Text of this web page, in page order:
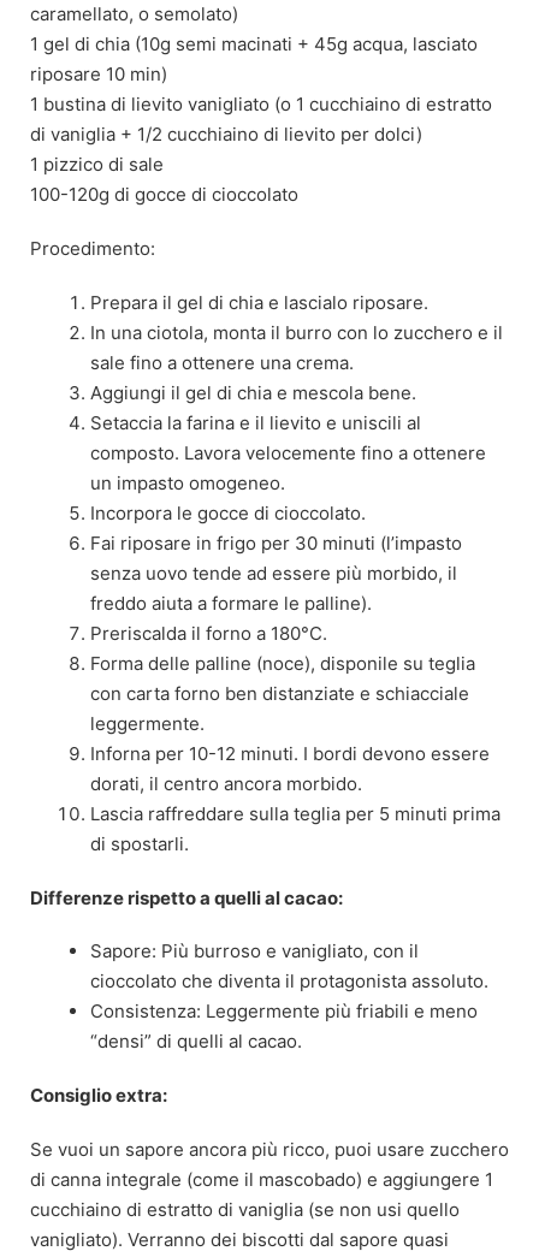
caramellato, o semolato)
1 gel di chia (10g semi macinati + 45g acqua, lasciato
riposare 10 min)
1 bustina di lievito vanigliato (o 1 cucchiaino di estratto
di vaniglia + 1/2 cucchiaino di lievito per dolci)
1 pizzico di sale
100-120g di gocce di cioccolato
Procedimento:
Prepara il gel di chia e lascialo riposare.
In una ciotola, monta il burro con lo zucchero e il
sale fino a ottenere una crema.
Aggiungi il gel di chia e mescola bene.
Setaccia la farina e il lievito e uniscili al
composto. Lavora velocemente fino a ottenere
un impasto omogeneo.
Incorpora le gocce di cioccolato.
Fai riposare in frigo per 30 minuti (l’impasto
senza uovo tende ad essere più morbido, il
freddo aiuta a formare le palline).
Preriscalda il forno a 180°C.
Forma delle palline (noce), disponile su teglia
con carta forno ben distanziate e schiacciale
leggermente.
Inforna per 10-12 minuti. I bordi devono essere
dorati, il centro ancora morbido.
Lascia raffreddare sulla teglia per 5 minuti prima
di spostarli.
Differenze rispetto a quelli al cacao:
Sapore: Più burroso e vanigliato, con il
cioccolato che diventa il protagonista assoluto.
Consistenza: Leggermente più friabili e meno
“densi” di quelli al cacao.
Consiglio extra:
Se vuoi un sapore ancora più ricco, puoi usare zucchero
di canna integrale (come il mascobado) e aggiungere 1
cucchiaino di estratto di vaniglia (se non usi quello
vanigliato). Verranno dei biscotti dal sapore quasi